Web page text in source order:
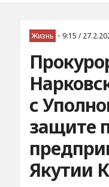
Жизнь • 9:15 /
с
защите
Якутии